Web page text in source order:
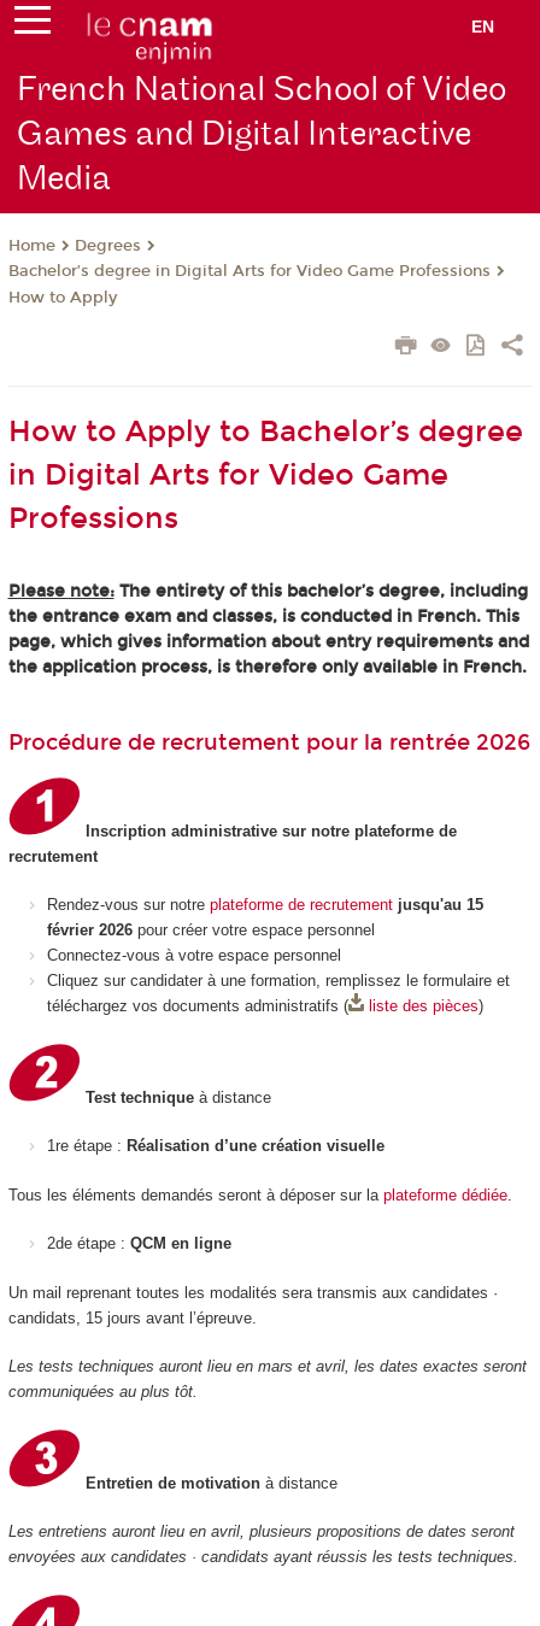
EN
French National School of Video
Games and Digital Interactive
Media
Home
Degrees
Bachelor’s degree in Digital Arts for Video Game Professions
How to Apply
How to Apply to Bachelor’s degree
in Digital Arts for Video Game
Professions
Please note:The entirety of this bachelor’s degree, including
the entrance exam and classes, is conducted in French. This
page, which gives information about entry requirements and
the application process, is therefore only available in French.
Procédure de recrutement pour la rentrée 2026
Inscription administrative sur notre plateforme de
recrutement
Rendez-vous sur notre plateforme de recrutement jusqu'au 15
février 2026 pour créer votre espace personnel
Connectez-vous à votre espace personnel
Cliquez sur candidater à une formation, remplissez le formulaire et
téléchargez vos documents administratifs (
liste des pièces)
Test techniqueà distance
1re étape : Réalisation d’une création visuelle
Tous les éléments demandés seront à déposer sur la plateforme dédiée.
2de étape : QCM en ligne
Un mail reprenant toutes les modalités sera transmis aux candidates ·
candidats, 15 jours avant l’épreuve.
Les tests techniques auront lieu en mars et avril, les dates exactes seront
communiquées au plus tôt.
Entretien de motivation à distance
Les entretiens auront lieu en avril, plusieurs propositions de dates seront
envoyées aux candidates · candidats ayant réussis les tests techniques.